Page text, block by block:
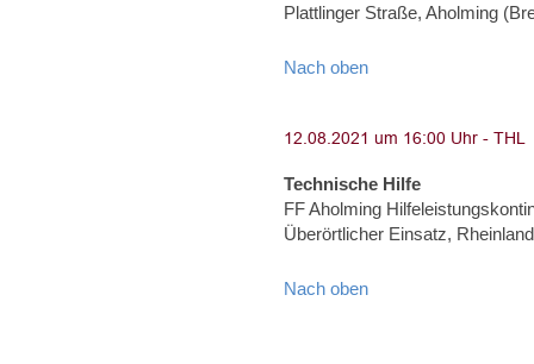
Plattlinger Straße, Aholming
Nach oben
Technische Hilfe
FF Aholming
Überörtlicher Einsatz,
Nach oben